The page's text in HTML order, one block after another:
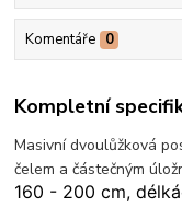
Komentáře 0
Kompletní
Masivní dvoulůžková
čelem a částečným
160 - 200 cm,